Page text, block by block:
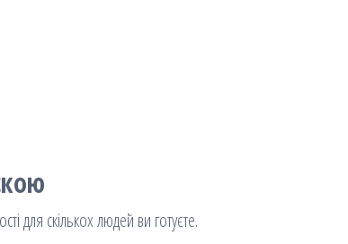
для скількох людей ви готуєте.